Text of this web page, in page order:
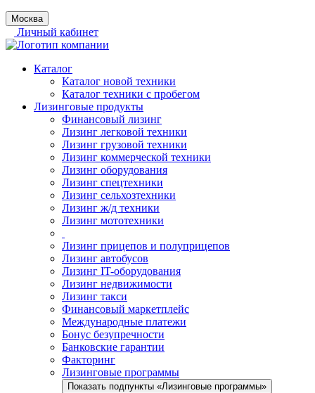
Москва
Личный кабинет
Каталог
Каталог новой техники
Каталог техники с пробегом
Лизинговые продукты
Финансовый лизинг
Лизинг легковой техники
Лизинг грузовой техники
Лизинг коммерческой техники
Лизинг оборудования
Лизинг спецтехники
Лизинг сельхозтехники
Лизинг ж/д техники
Лизинг мототехники
Лизинг прицепов и полуприцепов
Лизинг автобусов
Лизинг IT-оборудования
Лизинг недвижимости
Лизинг такси
Финансовый маркетплейс
Международные платежи
Бонус безупречности
Банковские гарантии
Факторинг
Лизинговые программы
Показать подпункты «Лизинговые программы»